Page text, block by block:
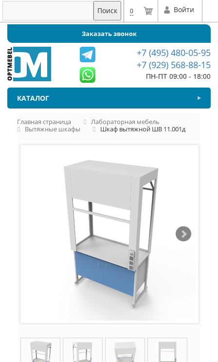
Поиск 0 Войти
Заказать звонок
+7 (495) 480-05-95
+7 (929) 568-88-15
ПН-ПТ 09:00 - 18:00
КАТАЛОГ
Главная страница
Лабораторная мебель
Вытяжные шкафы
Шкаф вытяжной ШВ 11.001д